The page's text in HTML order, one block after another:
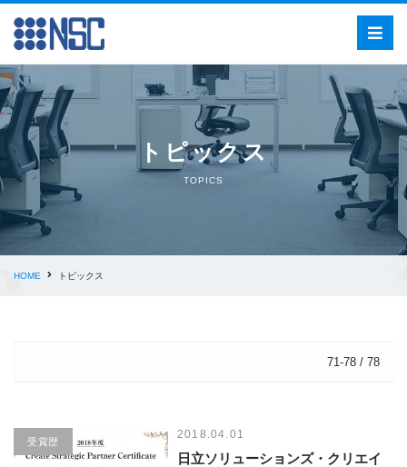
トピックス
TOPICS
HOME トピックス
71-78 / 78
受賞歴
2018.04.01
日立ソリューションズ・クリエイ